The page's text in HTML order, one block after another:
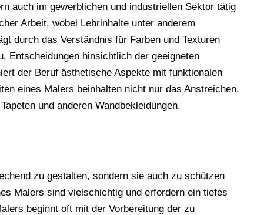
auch im gewerblichen und industriellen Sektor tätig
Arbeit, wobei Lehrinhalte unter anderem
durch das Verständnis für Farben und Texturen
Entscheidungen hinsichtlich der geeigneten
der Beruf ästhetische Aspekte mit funktionalen
eines Malers beinhalten nicht nur das Anstreichen,
und anderen Wandbekleidungen.
zu gestalten, sondern sie auch zu schützen
Malers sind vielschichtig und erfordern ein tiefes
beginnt oft mit der Vorbereitung der zu